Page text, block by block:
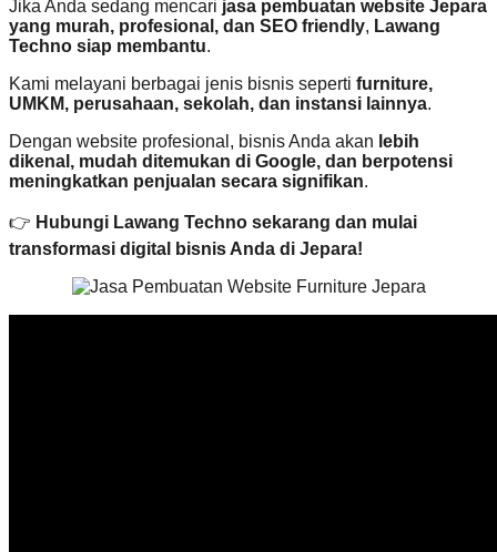
Jika Anda sedang mencari jasa pembuatan website Jepara
yang murah, profesional, dan SEO friendly, Lawang
Techno siap membantu.
Kami melayani berbagai jenis bisnis seperti furniture,
UMKM, perusahaan, sekolah, dan instansi lainnya.
Dengan website profesional, bisnis Anda akan lebih
dikenal, mudah ditemukan di Google, dan berpotensi
meningkatkan penjualan secara signifikan.
👉 Hubungi Lawang Techno sekarang dan mulai
transformasi digital bisnis Anda di Jepara!